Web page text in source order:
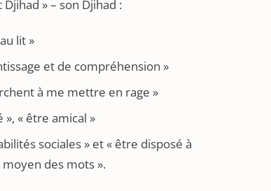
» – son Djihad :
lit »
et de compréhension »
à me mettre en rage »
« être amical »
sociales » et « être disposé à
des mots ».